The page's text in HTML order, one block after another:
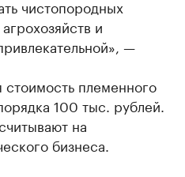
чистопородных
и
—
племенного
100 тыс. рублей.
на
бизнеса.